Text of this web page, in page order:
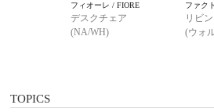
フィオーレ / FIORE
デスクチェア
(NA/WH)
ファク
リビ
(ウォ
TOPICS